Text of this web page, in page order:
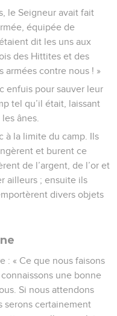
le Seigneur avait fait
équipée de
dit les uns aux
des Hittites et des
armées contre nous ! »
enfuis pour sauver leur
tel qu’il était, laissant
ânes.
à la limite du camp. Ils
et burent ce
de l’argent, de l’or et
ailleurs ; ensuite ils
divers objets
: « Ce que nous faisons
connaissons une bonne
Si nous attendons
serons certainement